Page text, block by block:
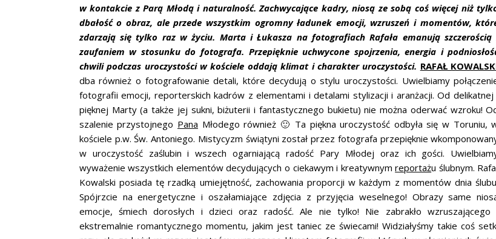
w kontakcie z Parą Młodą i naturalność. Zachwycające kadry, niosą ze sobą coś więcej niż
dbałość o obraz, ale przede wszystkim ogromny ładunek emocji, wzruszeń i momentów,
zdarzają się tylko raz w życiu. Marta i Łukasza na fotografiach Rafała emanują szczerością
zaufaniem w stosunku do fotografa. Przepięknie uchwycone spojrzenia, energia i
chwili podczas uroczystości w kościele oddają klimat i charakter uroczystości. RAFAŁ
dba również o fotografowanie detali, które decydują o stylu uroczystości. Uwielbiamy
fotografii emocji, reporterskich kadrów z elementami i detalami stylizacji i aranżacji. Od delikatnej
pięknej Marty (a także jej sukni, biżuterii i fantastycznego bukietu) nie można oderwać wzroku!
szalenie przystojnego Pana Młodego również 🙂 Ta piękna uroczystość odbyła się w Toruniu,
kościele p.w. Św. Antoniego. Mistycyzm świątyni został przez fotografa przepięknie
w uroczystość zaślubin i wszech ogarniającą radość Pary Młodej oraz ich gości.
wyważenie wszystkich elementów decydujących o ciekawym i kreatywnymreportażu ślubnym.
Kowalski posiada tę rzadką umiejętność, zachowania proporcji w każdym z momentów dnia
Spójrzcie na energetyczne i oszałamiające zdjęcia z przyjęcia weselnego! Obrazy same
emocje, śmiech dorosłych i dzieci oraz radość. Ale nie tylko! Nie zabrakło wzruszającego
ekstremalnie romantycznego momentu, jakim jest taniec ze świecami! Widziałyśmy takie coś